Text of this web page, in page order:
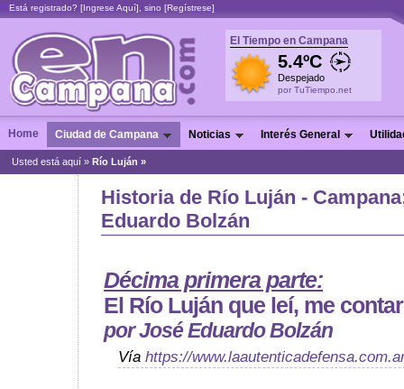
Está registrado? [Ingrese Aquí], sino [Regístrese]
El Tiempo en Campana
5.4ºC
Despejado
por TuTiempo.net
Home Ciudad de Campana Noticias Interés General
Usted está aquí » Río Luján »
Historia de Río Luján -
Eduardo Bolzán
Décima primera parte:
El Río Luján que leí, me
por José Eduardo Bolzán
Vía https://